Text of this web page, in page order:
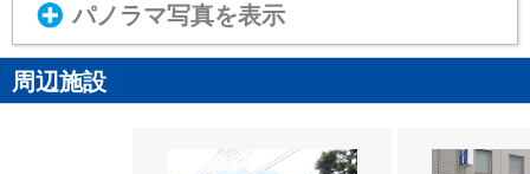
パノラマ写真を表示
周辺施設